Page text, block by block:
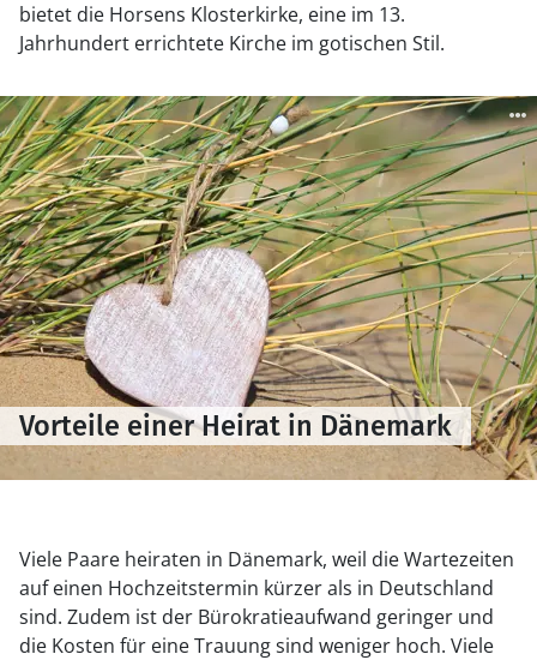
bietet die Horsens Klosterkirke, eine im 13.
Jahrhundert errichtete Kirche im gotischen Stil.
Vorteile einer Heirat in Dänemark
Viele Paare heiraten in Dänemark, weil die Wartezeiten
auf einen Hochzeitstermin kürzer als in Deutschland
sind. Zudem ist der Bürokratieaufwand geringer und
die Kosten für eine Trauung sind weniger hoch. Viele